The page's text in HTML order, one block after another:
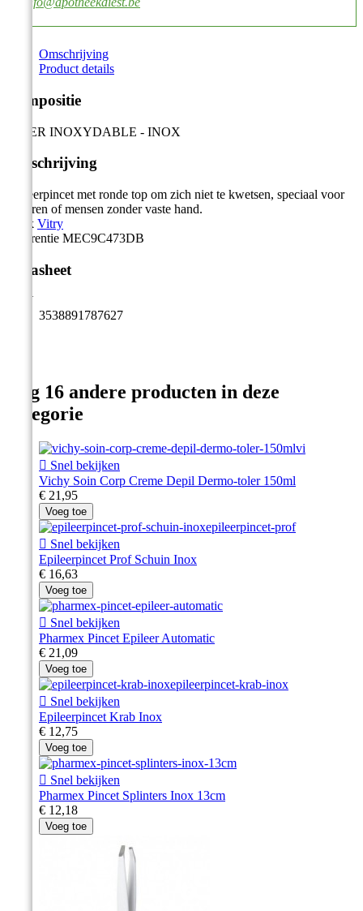
Omschrijving
Product details
Compositie
ACIER INOXYDABLE - INOX
Omschrijving
Epileerpincet met ronde top om zich niet te kwetsen, speciaal voor
ouderen of mensen zonder vaste hand.
Merk Vitry
Referentie MEC9C473DB
Datasheet
EAN
3538891787627
Nog 16 andere producten in deze
categorie
 Snel bekijken
Vichy Soin Corp Creme Depil Dermo-toler 150ml
€ 21,95
Voeg toe
 Snel bekijken
Epileerpincet Prof Schuin Inox
€ 16,63
Voeg toe
 Snel bekijken
Pharmex Pincet Epileer Automatic
€ 21,09
Voeg toe
 Snel bekijken
Epileerpincet Krab Inox
€ 12,75
Voeg toe
 Snel bekijken
Pharmex Pincet Splinters Inox 13cm
€ 12,18
Voeg toe